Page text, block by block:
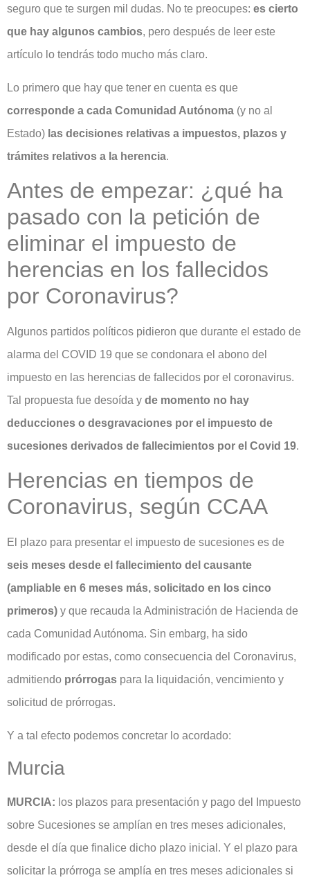
seguro que te surgen mil dudas. No te preocupes: es cierto
que hay algunos cambios, pero después de leer este
artículo lo tendrás todo mucho más claro.
Lo primero que hay que tener en cuenta es que
corresponde a cada Comunidad Autónoma (y no al
Estado) las decisiones relativas a impuestos, plazos y
trámites relativos a la herencia.
Antes de empezar: ¿qué ha
pasado con la petición de
eliminar el impuesto de
herencias en los fallecidos
por Coronavirus?
Algunos partidos políticos pidieron que durante el estado de
alarma del COVID 19 que se condonara el abono del
impuesto en las herencias de fallecidos por el coronavirus.
Tal propuesta fue desoída y de momento no hay
deducciones o desgravaciones por el impuesto de
sucesiones derivados de fallecimientos por el Covid 19.
Herencias en tiempos de
Coronavirus, según CCAA
El plazo para presentar el impuesto de sucesiones es de
seis meses desde el fallecimiento del causante
(ampliable en 6 meses más, solicitado en los cinco
primeros) y que recauda la Administración de Hacienda de
cada Comunidad Autónoma. Sin embarg, ha sido
modificado por estas, como consecuencia del Coronavirus,
admitiendo prórrogas para la liquidación, vencimiento y
solicitud de prórrogas.
Y a tal efecto podemos concretar lo acordado:
Murcia
MURCIA: los plazos para presentación y pago del Impuesto
sobre Sucesiones se amplían en tres meses adicionales,
desde el día que finalice dicho plazo inicial. Y el plazo para
solicitar la prórroga se amplía en tres meses adicionales si